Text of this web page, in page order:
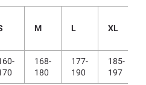
M L XL
168-
180
177-
190
185-
197